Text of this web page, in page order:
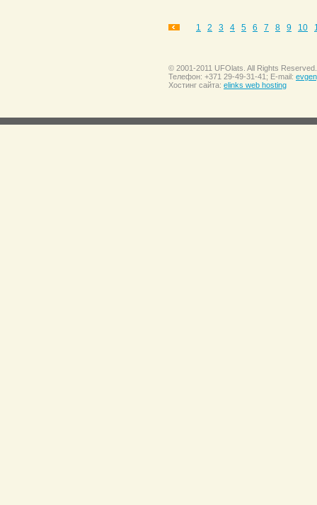
1 2 3 4 5 6 7 8 9 10
© 2001-2011 UFOlats. All Rights Reserved.
Телефон: +371 29-49-31-41; E-mail:
Хостинг сайта: elinks web hosting